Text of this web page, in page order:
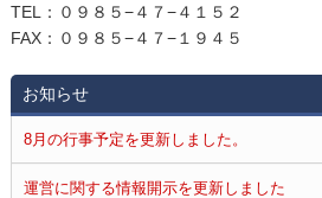
TEL：０９８５−４７−４１５２
FAX：０９８５−４７−１９４５
お知らせ
8月の行事予定を更新しました。
運営に関する情報開示を更新しました